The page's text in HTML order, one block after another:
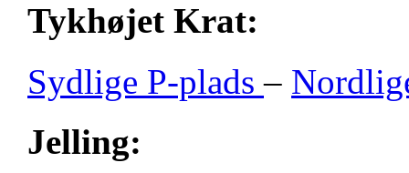
Tykhøjet Krat:
Sydlige P-plads–
Jelling: